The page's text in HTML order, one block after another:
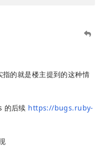
的就是楼主提到的这种情
的后续 https://bugs.ruby-